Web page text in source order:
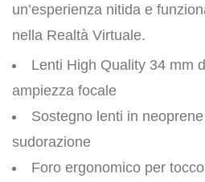
un’esperienza nitida e
nella Realtà Virtuale.
Lenti High Quality 34 mm
ampiezza focale
Sostegno lenti in
sudorazione
Foro ergonomico per